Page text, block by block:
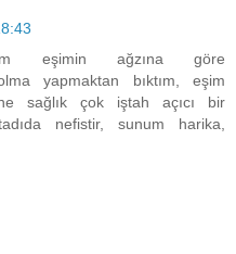
eşimin ağzına göre
yapmaktan bıktım, eşim
sağlık çok iştah açıcı bir
nefistir, sunum harika,